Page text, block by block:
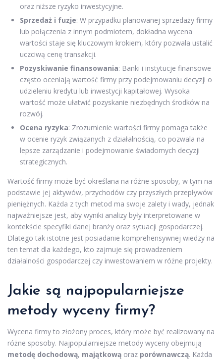
oraz niższe ryzyko inwestycyjne.
Sprzedaż i fuzje: W przypadku planowanej sprzedaży firmy
lub połączenia z innym podmiotem, dokładna wycena
wartości staje się kluczowym krokiem, który pozwala ustalić
uczciwą cenę transakcji.
Pozyskiwanie finansowania: Banki i instytucje finansowe
często oceniają wartość firmy przy podejmowaniu decyzji o
udzieleniu kredytu lub inwestycji kapitałowej. Wysoka
wartość może ułatwić pozyskanie niezbędnych środków na
rozwój.
Ocena ryzyka: Zrozumienie wartości firmy pomaga także
w ocenie ryzyk związanych z działalnością, co pozwala na
lepsze zarządzanie i podejmowanie świadomych decyzji
strategicznych.
Wartość firmy może być określana na różne sposoby, w tym na
podstawie jej aktywów, przychodów czy przyszłych przepływów
pieniężnych. Każda z tych metod ma swoje zalety i wady, jednak
najważniejsze jest, aby wyniki analizy były interpretowane w
kontekście specyfiki danej branży oraz sytuacji gospodarczej.
Dlatego tak istotne jest posiadanie komprehensywnej wiedzy na
ten temat dla każdego, kto zajmuje się prowadzeniem
działalności gospodarczej czy inwestowaniem w różne projekty.
Jakie są najpopularniejsze
metody wyceny firmy?
Wycena firmy to złożony proces, który może być realizowany na
różne sposoby. Najpopularniejsze metody wyceny obejmują
metodę dochodową, majątkową oraz porównawczą. Każda